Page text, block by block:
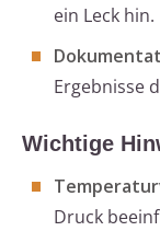
ein Leck hin.
Ergebnisse
Wichtige
Druck